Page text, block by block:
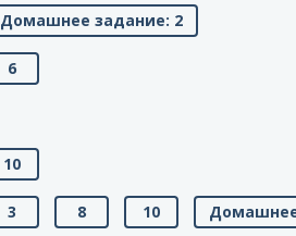
Домашнее задание: 2
6
10
3 8 10